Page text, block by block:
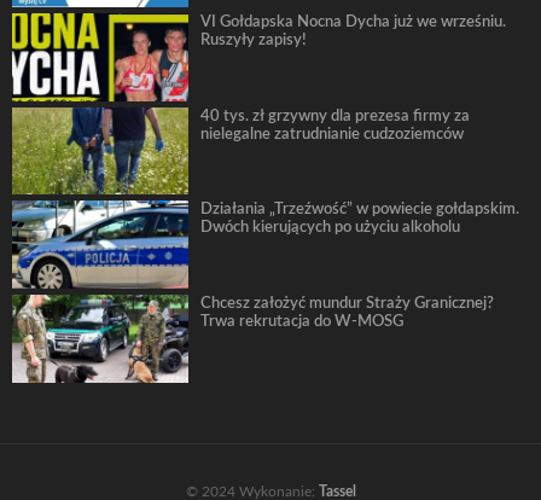
VI Gołdapska Nocna Dycha już we wrześniu.
Ruszyły zapisy!
40 tys. zł grzywny dla prezesa firmy za
nielegalne zatrudnianie cudzoziemców
Działania „Trzeźwość” w powiecie gołdapskim.
Dwóch kierujących po użyciu alkoholu
Chcesz założyć mundur Straży Granicznej?
Trwa rekrutacja do W-MOSG
© 2024 Wykonanie: Tassel